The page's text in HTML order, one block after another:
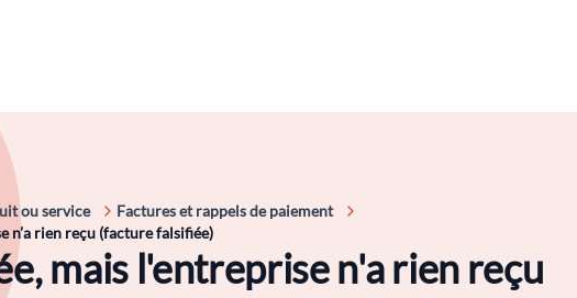
ou service
Factures et rappels de paiement
n’a rien reçu (facture falsifiée)
mais l'entreprise n'a rien reçu